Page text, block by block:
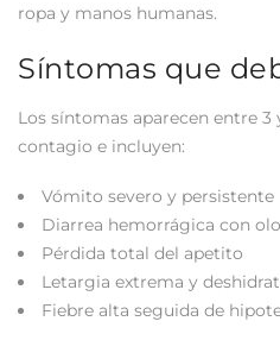
ropa y manos humanas.
Síntomas que
Los síntomas aparecen entre 3
contagio e incluyen:
Vómito severo y persistente
Diarrea hemorrágica con
Pérdida total del apetito
Letargia extrema y
Fiebre alta seguida de